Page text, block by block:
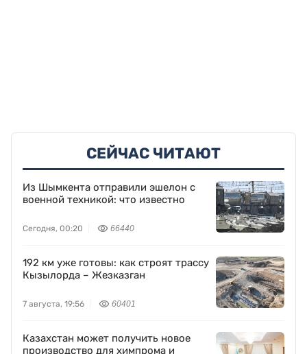
СЕЙЧАС ЧИТАЮТ
Из Шымкента отправили эшелон с
военной техникой: что известно
Сегодня, 00:20 66440
192 км уже готовы: как строят трассу
Кызылорда – Жезказган
7 августа, 19:56 60401
Казахстан может получить новое
производство для химпрома и